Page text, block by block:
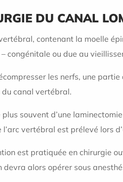
DU CANAL
contenant la moelle
congénitale ou due au
les nerfs, une
du canal vertébral.
plus souvent d’une
l’arc vertébral est prélevé lors
est pratiquée en chirurgie
devra alors opérer sous